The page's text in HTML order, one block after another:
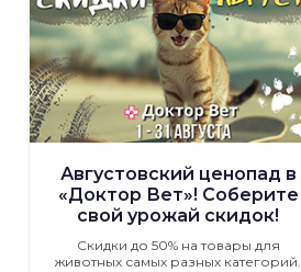
Августовский ценопад в
«Доктор Вет»! Соберите
свой урожай скидок!
Скидки до 50% на товары для
животных самых разных категорий.